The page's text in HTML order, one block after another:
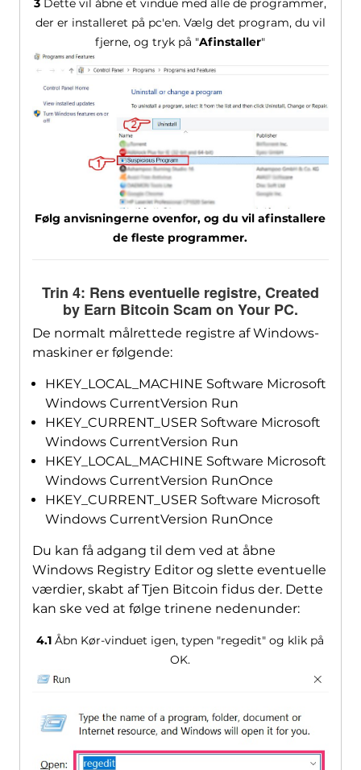
3 Dette vil åbne et vindue med alle de programmer,
der er installeret på pc'en. Vælg det program, du vil
fjerne, og tryk på "Afinstaller"
Følg anvisningerne ovenfor, og du vil afinstallere
de fleste programmer.
Trin 4: Rens eventuelle registre, Created
by Earn Bitcoin Scam on Your PC.
De normalt målrettede registre af Windows-
maskiner er følgende:
HKEY_LOCAL_MACHINE Software Microsoft
Windows CurrentVersion Run
HKEY_CURRENT_USER Software Microsoft
Windows CurrentVersion Run
HKEY_LOCAL_MACHINE Software Microsoft
Windows CurrentVersion RunOnce
HKEY_CURRENT_USER Software Microsoft
Windows CurrentVersion RunOnce
Du kan få adgang til dem ved at åbne
Windows Registry Editor og slette eventuelle
værdier, skabt af Tjen Bitcoin fidus der. Dette
kan ske ved at følge trinene nedenunder:
4.1 Åbn Kør-vinduet igen, typen "regedit" og klik på
OK.